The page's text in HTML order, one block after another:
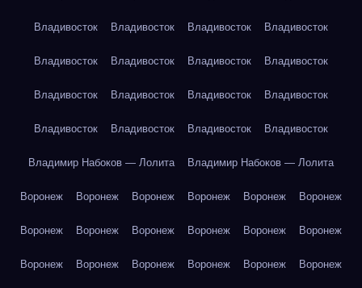
Владивосток Владивосток Владивосток Владивосток
Владивосток Владивосток Владивосток Владивосток
Владивосток Владивосток Владивосток Владивосток
Владивосток Владивосток Владивосток Владивосток
Владимир Набоков — Лолита Владимир Набоков — Лолита
Воронеж Воронеж Воронеж Воронеж Воронеж Воронеж
Воронеж Воронеж Воронеж Воронеж Воронеж Воронеж
Воронеж Воронеж Воронеж Воронеж Воронеж Воронеж